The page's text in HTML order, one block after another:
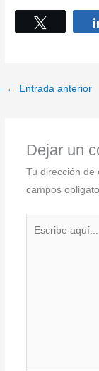
← Entrada anterior
Dejar un
Tu dirección de
campos